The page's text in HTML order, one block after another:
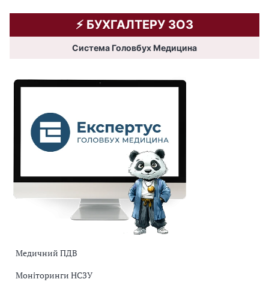
⚡️ БУХГАЛТЕРУ ЗОЗ
Система Головбух Медицина
Медичний ПДВ
Моніторинги НСЗУ